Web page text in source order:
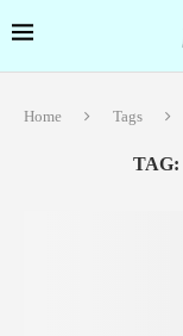
Home Tags
TAG: